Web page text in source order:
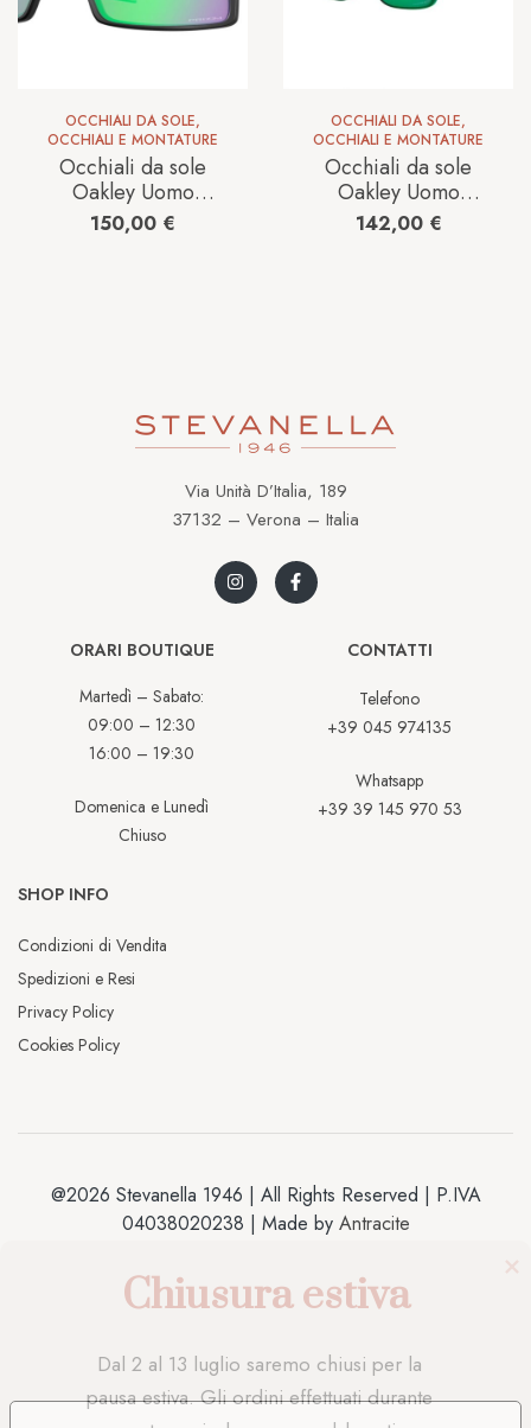
OCCHIALI DA SOLE,
OCCHIALI E MONTATURE
Occhiali da sole
Oakley Uomo
0OO9406 37
940652
150,00 €
OCCHIALI DA SOLE,
OCCHIALI E MONTATURE
Occhiali da sole
Oakley Uomo
0OO9102 55
91020000
142,00 €
Via Unità D’Italia, 189
37132 – Verona – Italia
ORARI BOUTIQUE
Martedì – Sabato:
09:00 – 12:30
16:00 – 19:30
Domenica e Lunedì
Chiuso
CONTATTI
Telefono
+39 045 974135
Whatsapp
+39 39 145 970 53
SHOP INFO
Condizioni di Vendita
Spedizioni e Resi
Privacy Policy
Cookies Policy
@2026 Stevanella 1946 | All Rights Reserved | P.IVA
04038020238 | Made by Antracite
Chiusura estiva
pausa estiva. Gli ordini effettuati durante
questo periodo saranno elaborati e
LE TUE PREFERENZE RELATIVE ALLA